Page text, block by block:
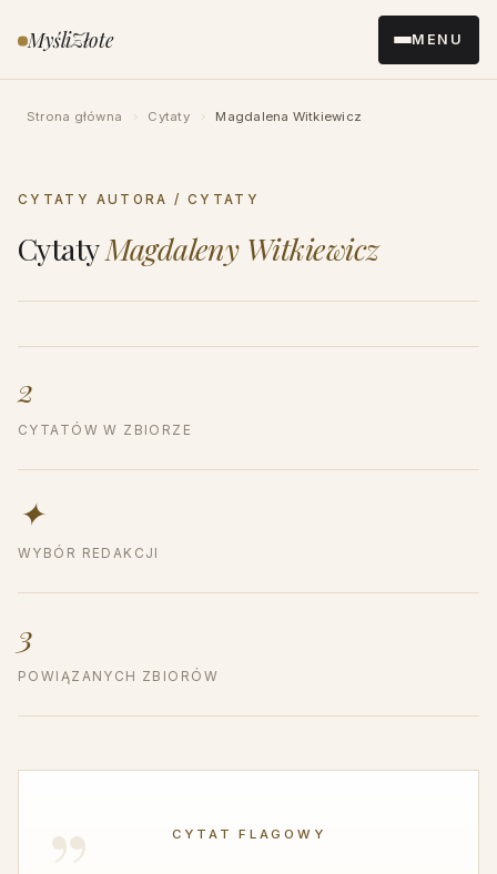
do MyśliZłote MENU
Strona główna › Cytaty › Magdalena Witkiewicz
CYTATY AUTORA / CYTATY
CytatyMagdaleny Witkiewicz
2
CYTATÓW W ZBIORZE
✦
WYBÓR REDAKCJI
3
POWIĄZANYCH ZBIORÓW
CYTAT FLAGOWY